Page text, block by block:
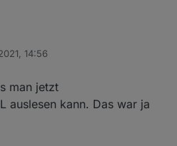
zu hoch.
rausrechnen, wenn du einen
hast. Dann ist Produktion
Hausverbrauch. Oder du hast
Zähler.
14:56
man jetzt
auslesen kann. Das war ja